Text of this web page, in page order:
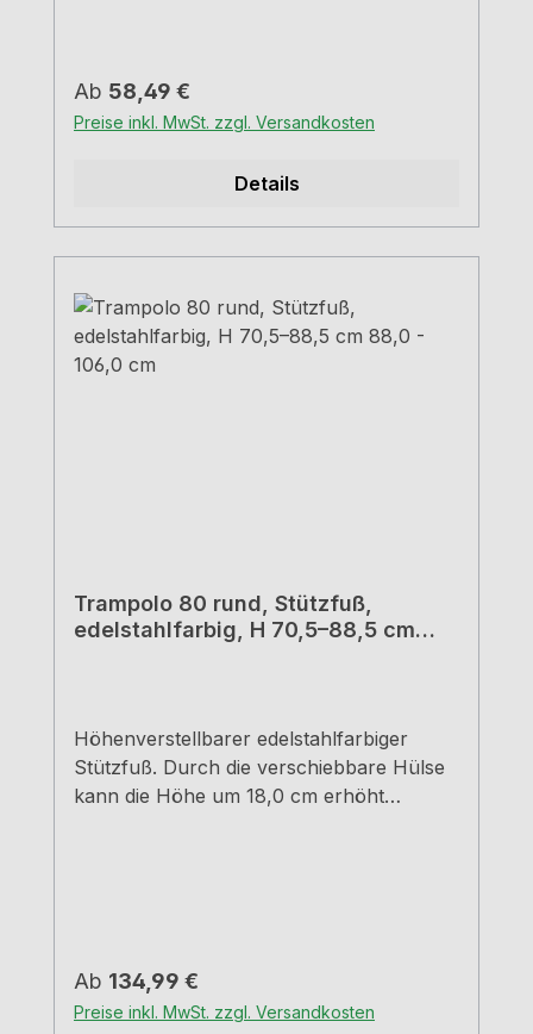
Regulärer Preis:
Ab 58,49 €
Preise inkl. MwSt. zzgl. Versandkosten
Details
Trampolo 80 rund, Stützfuß,
edelstahlfarbig, H 70,5–88,5 cm
Höhenverstellbarer edelstahlfarbiger
Stützfuß. Durch die verschiebbare Hülse
kann die Höhe um 18,0 cm erhöht
Regulärer Preis:
Ab 134,99 €
Preise inkl. MwSt. zzgl. Versandkosten